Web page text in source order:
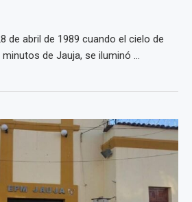
de abril de 1989 cuando el cielo de
de Jauja, se iluminó ...